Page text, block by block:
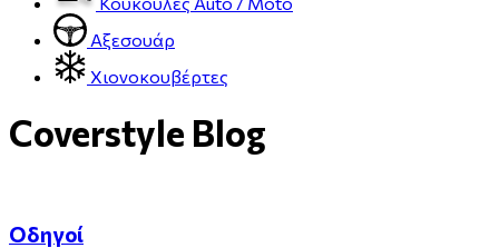
Αξεσουάρ
Χιονοκουβέρτες
Coverstyle Blog
Οδηγοί